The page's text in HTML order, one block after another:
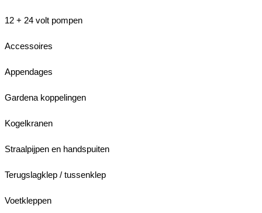
12 + 24 volt pompen
Accessoires
Appendages
Gardena koppelingen
Kogelkranen
Straalpijpen en handspuiten
Terugslagklep / tussenklep
Voetkleppen